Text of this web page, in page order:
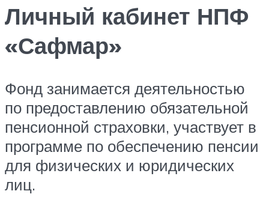
Личный кабинет НПФ
«Сафмар»
Фонд занимается деятельностью
по предоставлению обязательной
пенсионной страховки, участвует в
программе по обеспечению пенсии
для физических и юридических
лиц.